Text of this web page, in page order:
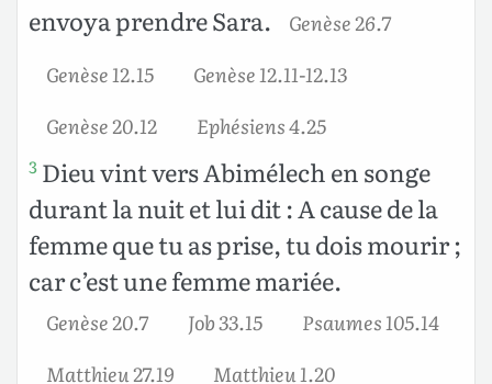
envoya prendre Sara.
Genèse 26.7
Genèse 12.15
Genèse 12.11-12.13
Genèse 20.12
Ephésiens 4.25
3 Dieu vint vers Abimélech en songe
durant la nuit et lui dit : A cause de la
femme que tu as prise, tu dois mourir ;
car c’est une femme mariée.
Genèse 20.7 Job 33.15
Psaumes 105.14
Matthieu 27.19
Matthieu 1.20